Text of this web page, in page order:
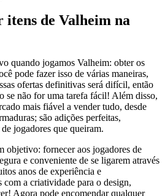
de Valheim na
quando jogamos Valheim: obter os
pode fazer isso de várias maneiras,
ofertas definitivas será difícil, então
se não for uma tarefa fácil! Além disso,
mais fiável a vender tudo, desde
são adições perfeitas,
jogadores que queiram.
objetivo: fornecer aos jogadores de
e conveniente de se ligarem através
anos de experiência e
com a criatividade para o design,
Agora pode encomendar qualquer